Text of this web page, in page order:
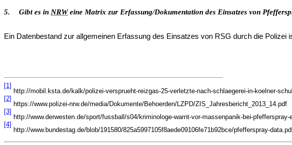
5. Gibt es in NRWeine Matrix zur Erfassung/Dokumentation des Einsatzes von
Ein Datenbestand zur allgemeinen Erfassung des Einsatzes von RSG durch die Polizei
[1]
http://mobil.ksta.de/kalk/polizei-versprueht-reizgas-25-verletzte-nach-schlaegerei-in-koelner-
[2]
https://www.polizei-nrw.de/media/Dokumente/Behoerden/LZPD/ZIS_Jahresbericht_2013_14.pdf
[3]
http://www.derwesten.de/sport/fussball/s04/kriminologe-warnt-vor-massenpanik-bei-pfefferspray-
[4]
http://www.bundestag.de/blob/191580/825a5997105f8aede09106fe71b92bce/pfefferspray-